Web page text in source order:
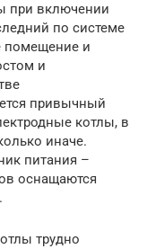
при включении
по системе
помещение и
и
привычный
котлы, в
иначе.
питания –
оснащаются
трудно